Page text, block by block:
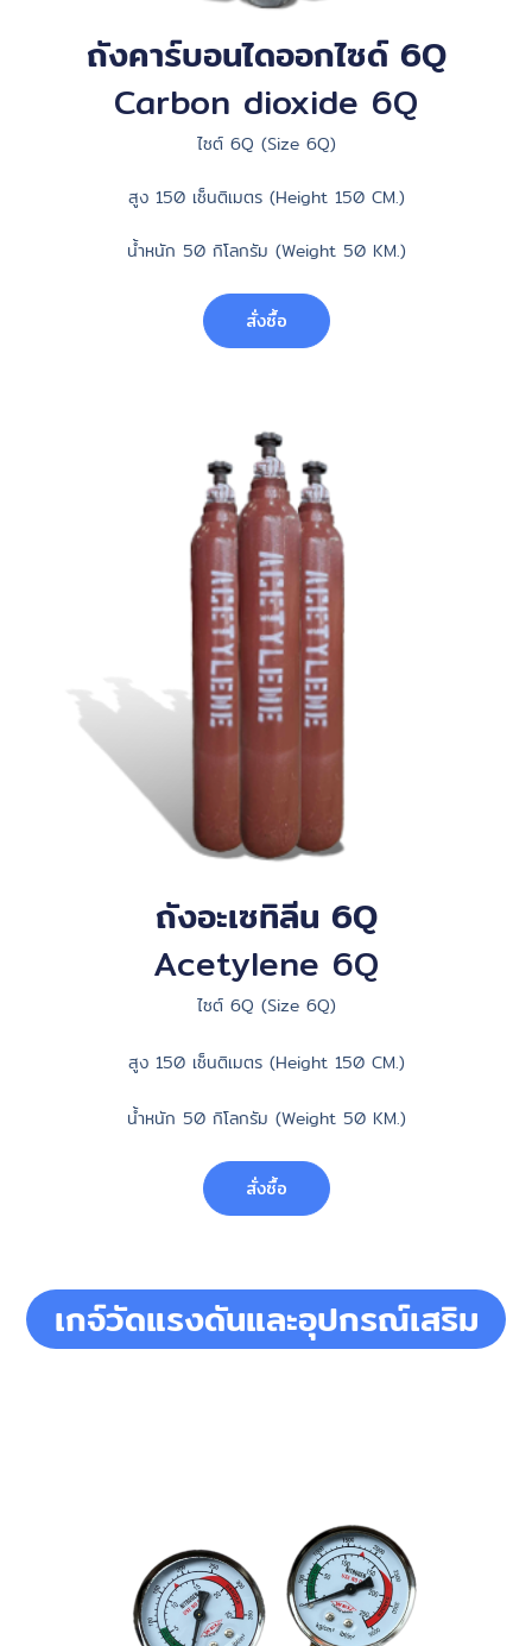
ถังคาร์บอนไดออกไซด์ 6Q
Carbon dioxide 6Q
ไซต์ 6Q (Size 6Q)
สูง 150 เซ็นติเมตร (Height 150 CM.)
น้ำหนัก 50 กิโลกรัม (Weight 50 KM.)
สั่งซื้อ
ถังอะเซทิลีน 6Q
Acetylene 6Q
ไซต์ 6Q (Size 6Q)
สูง 150 เซ็นติเมตร (Height 150 CM.)
น้ำหนัก 50 กิโลกรัม (Weight 50 KM.)
สั่งซื้อ
เกจ์วัดแรงดันและอุปกรณ์เสริม